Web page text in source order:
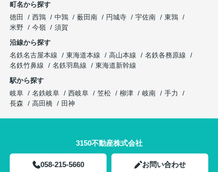
町名から探す
徳田
西鶉 中鶉 薮田南 円城寺 宇佐南
東鶉
米野
今嶺
須賀
沿線から探す
名鉄名古屋本線
東海道本線 高山本線
名鉄各務原線
名鉄竹鼻線
名鉄羽島線
東海道新幹線
駅から探す
岐阜
名鉄岐阜 西岐阜 笠松 柳津 岐南
手力
長森
高田橋 田神
3150不動産株式会社
058-215-5660 お問い合わせ